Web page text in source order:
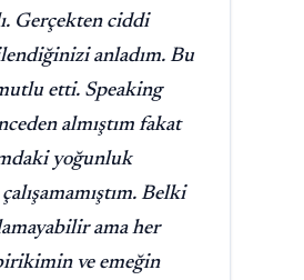
Gerçekten ciddi
anladım. Bu
etti. Speaking
almıştım fakat
yoğunluk
Belki
ama her
ve emeğin